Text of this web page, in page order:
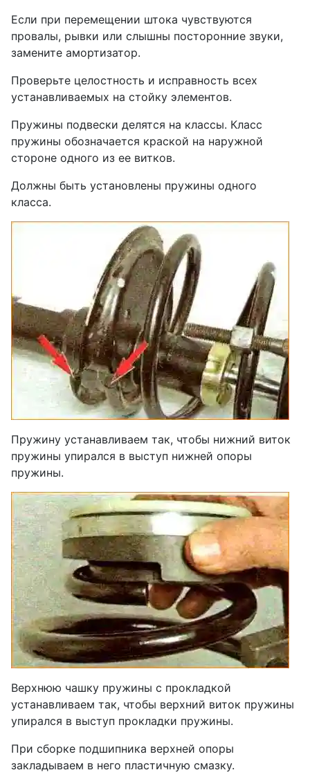
Если при перемещении штока чувствуются
провалы, рывки или слышны посторонние звуки,
замените амортизатор.
Проверьте целостность и исправность всех
устанавливаемых на стойку элементов.
Пружины подвески делятся на классы. Класс
пружины обозначается краской на наружной
стороне одного из ее витков.
Должны быть установлены пружины одного
класса.
Пружину устанавливаем так, чтобы нижний виток
пружины упирался в выступ нижней опоры
пружины.
Верхнюю чашку пружины с прокладкой
устанавливаем так, чтобы верхний виток пружины
упирался в выступ прокладки пружины.
При сборке подшипника верхней опоры
закладываем в него пластичную смазку.